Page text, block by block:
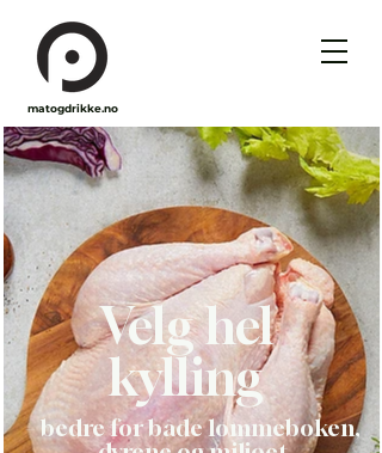
matogdrikke.no
– bedre for både lommeboken,
Velg hel
kylling